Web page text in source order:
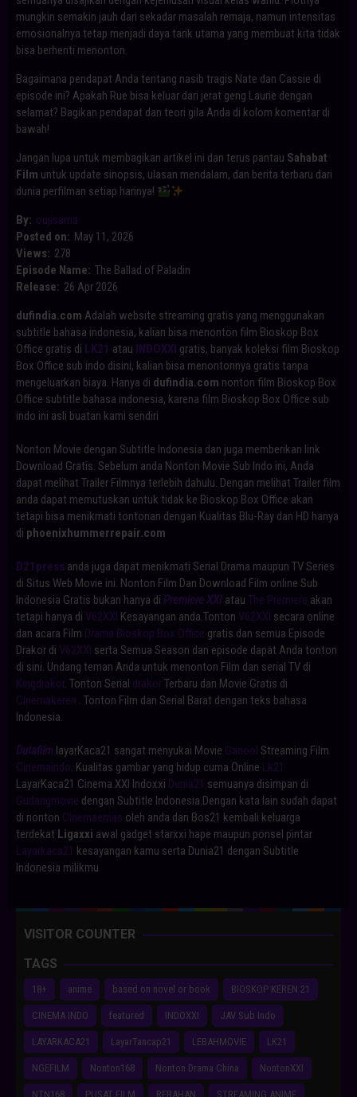
mungkin semakin jauh dari sekadar masalah remaja, namun intensitas
emosionalnya tetap menjadi daya tarik utama yang membuat kita tidak
bisa berhenti menonton.
Bagaimana pendapat Anda tentang nasib tragis Nate dan Cassie di
episode ini? Apakah Rue bisa keluar dari jerat geng Laurie dengan
selamat? Bagikan pendapat dan teori gila Anda di kolom komentar di
bawah!
Jangan lupa untuk membagikan artikel ini dan terus pantau Sahabat
Film untuk update sinopsis, ulasan mendalam, dan berita terbaru dari
dunia perfilman setiap harinya!
By: oujisama
Posted on: May 11, 2026
Views: 278
Episode Name: The Ballad of Paladin
Release: 26 Apr 2026
dufindia.com Adalah website streaming gratis yang menggunakan
subtitle bahasa indonesia, kalian bisa menonton film Bioskop Box
Office gratis di LK21 atau INDOXXI gratis, banyak koleksi film Bioskop
Box Office sub indo disini, kalian bisa menontonnya gratis tanpa
mengeluarkan biaya. Hanya di dufindia.com nonton film Bioskop Box
Office subtitle bahasa indonesia, karena film Bioskop Box Office sub
indo ini asli buatan kami sendiri
Nonton Movie dengan Subtitle Indonesia dan juga memberikan link
Download Gratis. Sebelum anda Nonton Movie Sub Indo ini, Anda
dapat melihat Trailer Filmnya terlebih dahulu. Dengan melihat Trailer film
anda dapat memutuskan untuk tidak ke Bioskop Box Office akan
tetapi bisa menikmati tontonan dengan Kualitas Blu-Ray dan HD hanya
di phoenixhummerrepair.com
D21press anda juga dapat menikmati Serial Drama maupun TV Series
di Situs Web Movie ini. Nonton Film Dan Download Film online Sub
Indonesia Gratis bukan hanya di Premiere XXI atau The Premiere akan
tetapi hanya di V62XXI Kesayangan anda.Tonton V62XXI secara online
dan acara Film Drama Bioskop Box Office gratis dan semua Episode
Drakor di V62XXI serta Semua Season dan episode dapat Anda tonton
di sini. Undang teman Anda untuk menonton Film dan serial TV di
Kingdrakor. Tonton Serial drakorTerbaru dan Movie Gratis di
Cinemakeren . Tonton Film dan Serial Barat dengan teks bahasa
Indonesia.
Dutafilm layarKaca21 sangat menyukai Movie Ganool Streaming Film
Cinemaindo. Kualitas gambar yang hidup cuma Online Lk21
LayarKaca21 Cinema XXI Indoxxi Dunia21 semuanya disimpan di
Gudangmovie dengan Subtitle Indonesia.Dengan kata lain sudah dapat
di nonton Cinemaemas oleh anda dan Bos21 kembali keluarga
terdekat Ligaxxi awal gadget starxxi hape maupun ponsel pintar
Layarkaca21 kesayangan kamu serta Dunia21 dengan Subtitle
Indonesia milikmu
VISITOR COUNTER
TAGS
18+ anime based on novel or book BIOSKOP KEREN 21
CINEMA INDO featured INDOXXI JAV Sub Indo
LAYARKACA21 LayarTancap21 LEBAHMOVIE LK21
NGEFILM Nonton168 Nonton Drama China NontonXXI
NTN168 PUSAT FILM REBAHAN STREAMING ANIME